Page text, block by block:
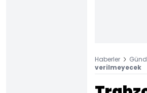
Haberler
verilmeyecek